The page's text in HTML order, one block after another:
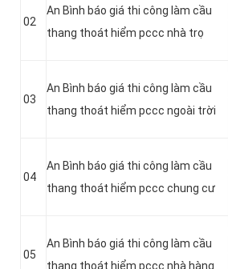
02
An Bình báo giá thi công làm cầu
thang thoát hiểm pccc nhà trọ
03
An Bình báo giá thi công làm cầu
thang thoát hiểm pccc ngoài trời
04
An Bình báo giá thi công làm cầu
thang thoát hiểm pccc chung cư
05
An Bình báo giá thi công làm cầu
thang thoát hiểm pccc nhà hàng